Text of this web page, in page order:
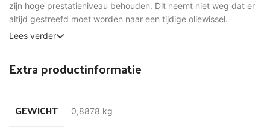
zijn hoge prestatieniveau behouden. Dit neemt niet weg dat er
altijd gestreefd moet worden naar een tijdige oliewissel.
Lees verder
Extra productinformatie
GEWICHT 0,8878 kg